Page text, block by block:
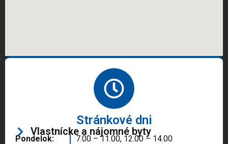
Stránkové dni
Vlastnícke a nájomné byty
Pondelok:
7.00 – 11.00, 12.00 – 14.00